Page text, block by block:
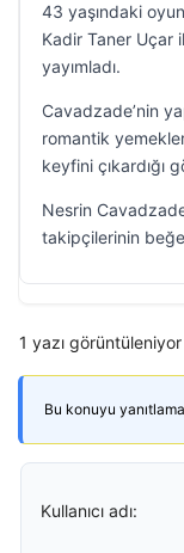
43 yaşındaki
Kadir Taner Uçar
yayımladı.
Cavadzade’nin
romantik
keyfini çıkardığı
Nesrin
takipçilerinin
1 yazı
Bu konuyu
Kullanıcı adı: